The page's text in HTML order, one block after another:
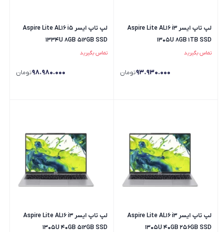
لپ تاپ ایسر Aspire Lite AL16 i3
1305U 8GB 1TB SSD
تماس بگیرید
93.930.000تومان
لپ تاپ ایسر Aspire Lite AL16 i5
1334U 8GB 512GB SSD
تماس بگیرید
98.980.000تومان
لپ تاپ ایسر Aspire Lite AL16 i3
1305U 40GB 256GB SSD
لپ تاپ ایسر Aspire Lite AL16 i3
1305U 40GB 512GB SSD